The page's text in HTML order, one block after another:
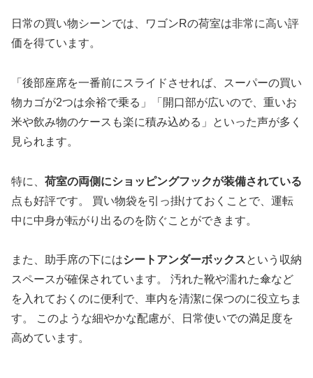
日常の買い物シーンでは、ワゴンRの荷室は非常に高い評
価を得ています。
「後部座席を一番前にスライドさせれば、スーパーの買い
物カゴが2つは余裕で乗る」「開口部が広いので、重いお
米や飲み物のケースも楽に積み込める」といった声が多く
見られます。
特に、 荷室の両側にショッピングフックが装備されている
点も好評です。 買い物袋を引っ掛けておくことで、運転
中に中身が転がり出るのを防ぐことができます。
また、助手席の下にはシートアンダーボックスという収納
スペースが確保されています。 汚れた靴や濡れた傘など
を入れておくのに便利で、車内を清潔に保つのに役立ちま
す。 このような細やかな配慮が、日常使いでの満足度を
高めています。